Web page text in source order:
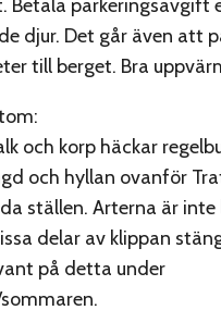
Betala
djur. Det går även att
till berget. Bra
och korp häckar
och hyllan ovanför
ställen. Arterna är
delar av klippan
på detta under